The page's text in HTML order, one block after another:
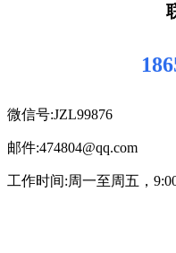
微信号:JZL99876
邮件:474804@qq.com
工作时间:周一至周五，